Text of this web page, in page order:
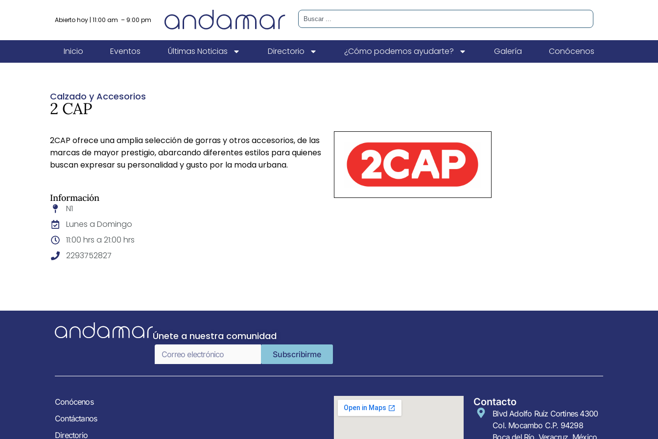
Abierto hoy | 11:00 am – 9:00 pm
Inicio Eventos Últimas Noticias Directorio ¿Cómo podemos ayudarte? Galería Conócenos
Calzado y Accesorios
2 CAP
2CAP ofrece una amplia selección de gorras y otros accesorios, de las
marcas de mayor prestigio, abarcando diferentes estilos para quienes
buscan expresar su personalidad y gusto por la moda urbana.
Información
N1
Lunes a Domingo
11:00 hrs a 21:00 hrs
2293752827
Únete a nuestra comunidad
Subscribirme
Conócenos
Contáctanos
Directorio
Contacto
Blvd Adolfo Ruíz Cortines 4300
Col. Mocambo C.P. 94298
Boca del Río, Veracruz. México